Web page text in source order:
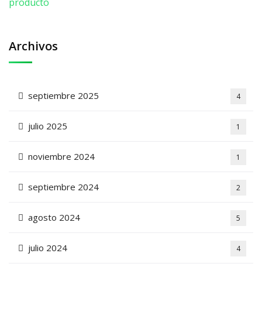
Archivos
septiembre 2025 4
julio 2025 1
noviembre 2024 1
septiembre 2024 2
agosto 2024 5
julio 2024 4